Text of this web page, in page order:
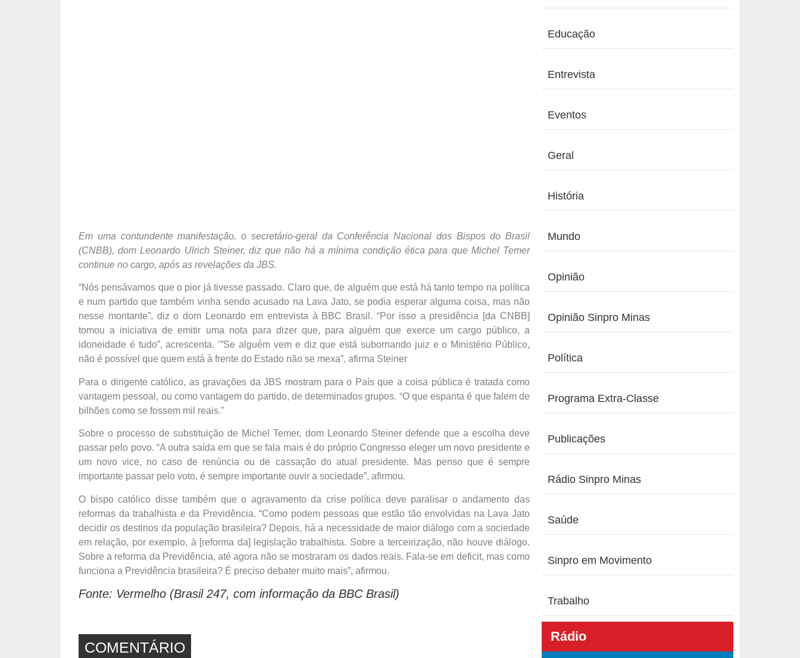
Em uma contundente manifestação, o secretário-geral da Conferência Nacional dos Bispos do Brasil
(CNBB), dom Leonardo Ulrich Steiner, diz que não há a mínima condição ética para que Michel Temer
continue no cargo, após as revelações da JBS.
“Nós pensávamos que o pior já tivesse passado. Claro que, de alguém que está há tanto tempo na política
e num partido que também vinha sendo acusado na Lava Jato, se podia esperar alguma coisa, mas não
nesse montante”, diz o dom Leonardo em entrevista à BBC Brasil. “Por isso a presidência [da CNBB]
tomou a iniciativa de emitir uma nota para dizer que, para alguém que exerce um cargo público, a
idoneidade é tudo”, acrescenta. ‘”Se alguém vem e diz que está subornando juiz e o Ministério Público,
não é possível que quem está à frente do Estado não se mexa”, afirma Steiner
Para o dirigente católico, as gravações da JBS mostram para o País que a coisa pública é tratada como
vantagem pessoal, ou como vantagem do partido, de determinados grupos. “O que espanta é que falem de
bilhões como se fossem mil reais.”
Sobre o processo de substituição de Michel Temer, dom Leonardo Steiner defende que a escolha deve
passar pelo povo. “A outra saída em que se fala mais é do próprio Congresso eleger um novo presidente e
um novo vice, no caso de renúncia ou de cassação do atual presidente. Mas penso que é sempre
importante passar pelo voto, é sempre importante ouvir a sociedade”, afirmou.
O bispo católico disse também que o agravamento da crise política deve paralisar o andamento das
reformas da trabalhista e da Previdência. “Como podem pessoas que estão tão envolvidas na Lava Jato
decidir os destinos da população brasileira? Depois, há a necessidade de maior diálogo com a sociedade
em relação, por exemplo, à [reforma da] legislação trabalhista. Sobre a terceirização, não houve diálogo.
Sobre a reforma da Previdência, até agora não se mostraram os dados reais. Fala-se em deficit, mas como
funciona a Previdência brasileira? É preciso debater muito mais”, afirmou.
Fonte: Vermelho (Brasil 247, com informação da BBC Brasil)
COMENTÁRIO
Educação
Entrevista
Eventos
Geral
História
Mundo
Opinião
Opinião Sinpro Minas
Política
Programa Extra-Classe
Publicações
Rádio Sinpro Minas
Saúde
Sinpro em Movimento
Trabalho
Rádio